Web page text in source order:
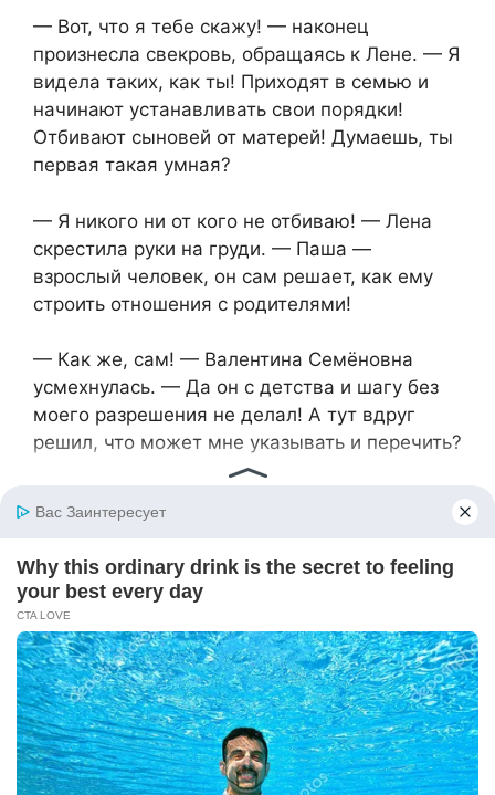
— Вот, что я тебе скажу! — наконец
произнесла свекровь, обращаясь к Лене. — Я
видела таких, как ты! Приходят в семью и
начинают устанавливать свои порядки!
Отбивают сыновей от матерей! Думаешь, ты
первая такая умная?
— Я никого ни от кого не отбиваю! — Лена
скрестила руки на груди. — Паша —
взрослый человек, он сам решает, как ему
строить отношения с родителями!
— Как же, сам! — Валентина Семёновна
усмехнулась. — Да он с детства и шагу без
моего разрешения не делал! А тут вдруг
решил, что может мне указывать и перечить?
сохранять спокойствие.
— Мама, я не указываю тебе! Я просто
говорю, что мы с Леной имеем право на
собственную жизнь! И ты должна это
уважать!
— А если не буду? — вызывающе спросила
Валентина Семёновна. — Что тогда?
Откажешься от родной матери?